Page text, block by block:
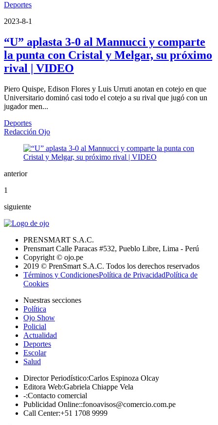
Deportes
2023-8-1
“U” aplasta 3-0 al Mannucci y comparte
la punta con Cristal y Melgar, su próximo
rival | VIDEO
Piero Quispe, Edison Flores y Luis Urruti anotan en cotejo en que
Universitario dominó casi todo el cotejo a su rival que jugó con un
jugador men...
Deportes
Redacción Ojo
anterior
1
siguiente
PRENSMART S.A.C.
Prensmart Calle Paracas #532, Pueblo Libre, Lima - Perú
Copyright © ojo.pe
2019 © PrenSmart S.A.C. Todos los derechos reservados
Términos y CondicionesPolítica de PrivacidadPolítica de
Cookies
Nuestras secciones
Política
Ojo Show
Policial
Actualidad
Deportes
Escolar
Salud
Director Periodístico:Carlos Espinoza Olcay
Editora Web:Gabriela Chiappe Vela
-:Contacto comercial
Publicidad Online::fonoavisos@comercio.com.pe
Call Center:+51 1708 9999